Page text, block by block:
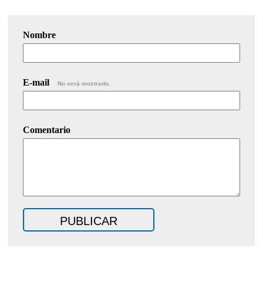
Nombre
E-mail No será mostrado.
Comentario